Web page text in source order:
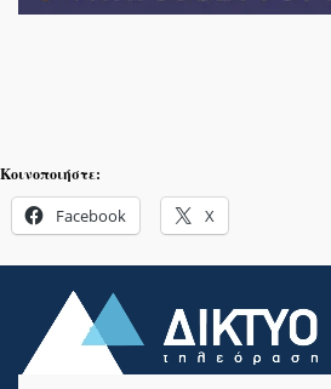
Κοινοποιήστε:
Facebook X